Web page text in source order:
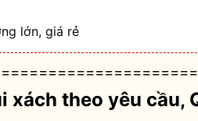
lớn, giá rẻ
xách theo yêu cầu,